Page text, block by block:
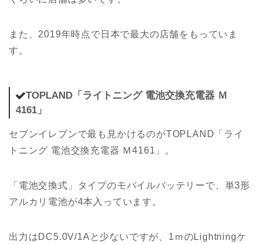
また、2019年時点で日本で最大の店舗をもっていま
す。
TOPLAND「ライトニング 電池交換充電器 Ｍ
4161」
セブンイレブンで最も見かけるのがTOPLAND「ライ
トニング 電池交換充電器 Ｍ4161」。
「電池交換式」タイプのモバイルバッテリーで、単3形
アルカリ電池が4本入っています。
出力はDC5.0V/1Aと少ないですが、1ｍのLightningケ